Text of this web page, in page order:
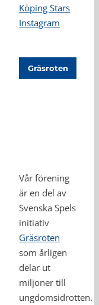
Köping Stars
Instagram
Gräsroten
Vår förening
är en del av
Svenska Spels
initiativ
Gräsroten
som årligen
delar ut
miljoner till
ungdomsidrotten.